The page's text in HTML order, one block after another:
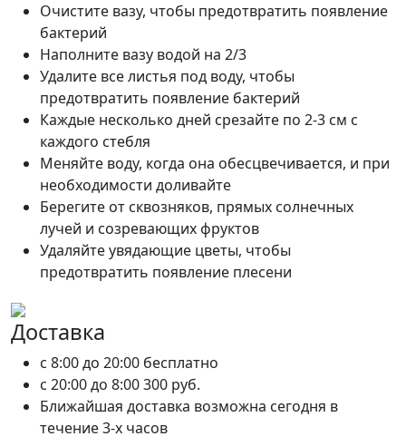
Очистите вазу, чтобы предотвратить появление
бактерий
Наполните вазу водой на 2/3
Удалите все листья под воду, чтобы
предотвратить появление бактерий
Каждые несколько дней срезайте по 2-3 см с
каждого стебля
Меняйте воду, когда она обесцвечивается, и при
необходимости доливайте
Берегите от сквозняков, прямых солнечных
лучей и созревающих фруктов
Удаляйте увядающие цветы, чтобы
предотвратить появление плесени
Доставка
c 8:00 до 20:00 бесплатно
c 20:00 до 8:00300 руб.
Ближайшая доставка возможна сегодня в
течение 3-х часов